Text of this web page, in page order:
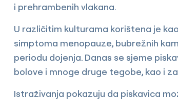
i prehrambenih vlakana.
U različitim kulturama korištena je
simptoma menopauze, bubrežnih
periodu dojenja. Danas se sjeme
bolove i mnoge druge tegobe, kao i
Istraživanja pokazuju da piskavica